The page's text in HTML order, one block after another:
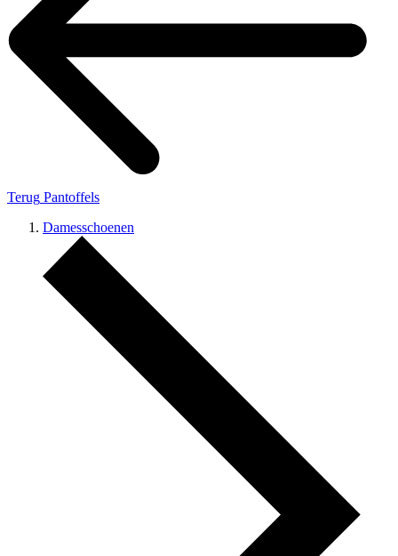
Terug Pantoffels
Damesschoenen